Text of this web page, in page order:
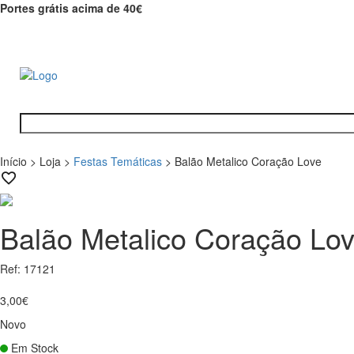
Portes grátis acima de 40€
Início > Loja > Festas Temáticas > Balão Metalico Coração Love
Balão Metalico Coração
Ref: 17121
3,00€
Novo
Em Stock